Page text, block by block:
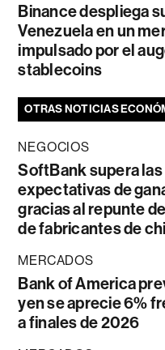
Binance despliega
Venezuela en un
impulsado por el
stablecoins
OTRAS NOTICIAS
NEGOCIOS
SoftBank supera las
expectativas de
gracias al repunte
de fabricantes de
MERCADOS
Bank of America
yen se aprecie 6%
a finales de 2026